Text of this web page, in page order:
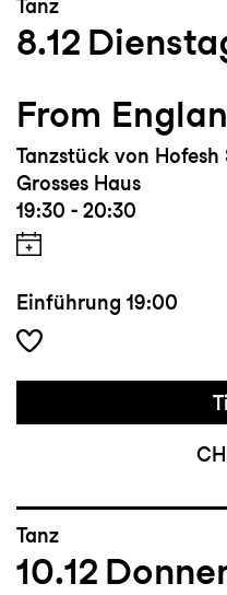
Tanz
8.12
From
Tanzstück von Hofesh
Grosses Haus
19:30 - 20:30
Einführung 19:00
Tanz
10.12